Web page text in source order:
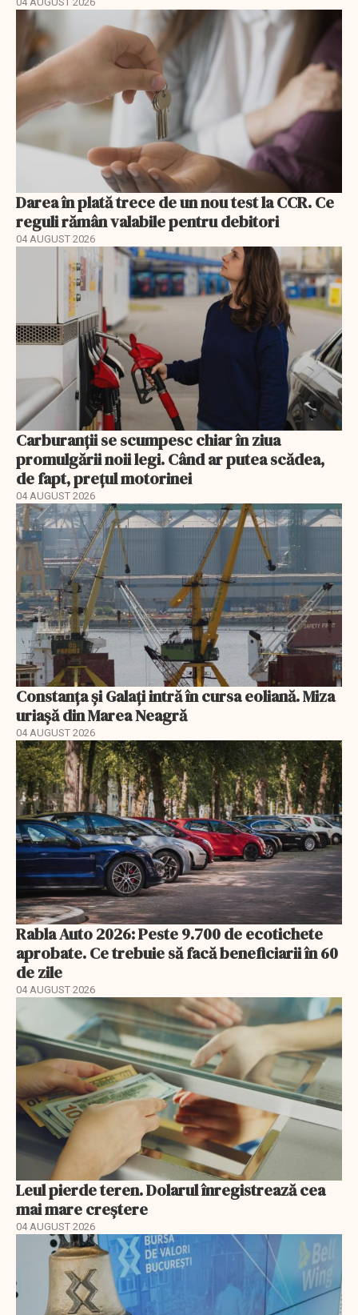
Darea în plată trece de un nou test la CCR. Ce
reguli rămân valabile pentru debitori
04 AUGUST 2026
Carburanții se scumpesc chiar în ziua
promulgării noii legi. Când ar putea scădea,
de fapt, prețul motorinei
04 AUGUST 2026
Constanța și Galați intră în cursa eoliană. Miza
uriașă din Marea Neagră
04 AUGUST 2026
Rabla Auto 2026: Peste 9.700 de ecotichete
aprobate. Ce trebuie să facă beneficiarii în 60
de zile
04 AUGUST 2026
Leul pierde teren. Dolarul înregistrează cea
mai mare creștere
04 AUGUST 2026